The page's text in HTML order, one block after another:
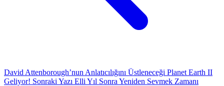
David Attenborough’nun Anlatıcılığını Üstleneceği Planet Earth II
Geliyor! Sonraki Yazı Elli Yıl Sonra Yeniden Sevmek Zamanı